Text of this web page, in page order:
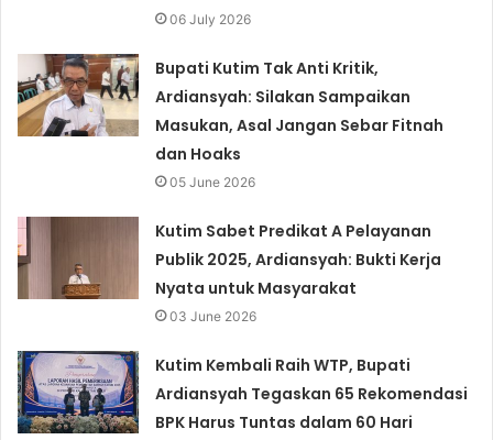
06 July 2026
Bupati Kutim Tak Anti Kritik,
Ardiansyah: Silakan Sampaikan
Masukan, Asal Jangan Sebar Fitnah
dan Hoaks
05 June 2026
Kutim Sabet Predikat A Pelayanan
Publik 2025, Ardiansyah: Bukti Kerja
Nyata untuk Masyarakat
03 June 2026
Kutim Kembali Raih WTP, Bupati
Ardiansyah Tegaskan 65 Rekomendasi
BPK Harus Tuntas dalam 60 Hari